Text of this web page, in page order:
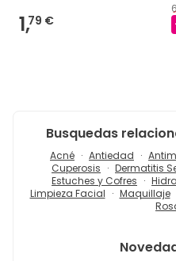
1,79 €
Busquedas
Acné Antiedad
Cuperosis
Dermatitis
Estuches y Cofres
Limpieza Facial
Maquillaje